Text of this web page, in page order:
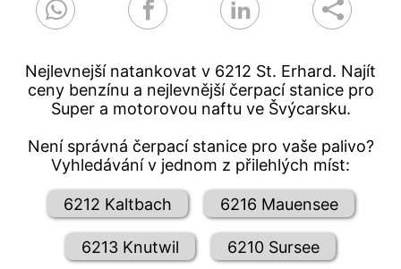
Nejlevnejší natankovat v 6212 St. Erhard. Najít
ceny benzínu a nejlevnější čerpací stanice pro
Super a motorovou naftu ve Švýcarsku.
Není správná čerpací stanice pro vaše palivo?
Vyhledávání v jednom z přilehlých míst:
6212 Kaltbach 6216 Mauensee
6213 Knutwil 6210 Sursee